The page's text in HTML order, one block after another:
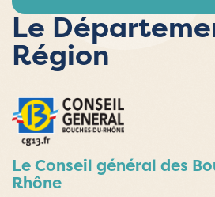
Le
Région
Le Conseil général des
Rhône